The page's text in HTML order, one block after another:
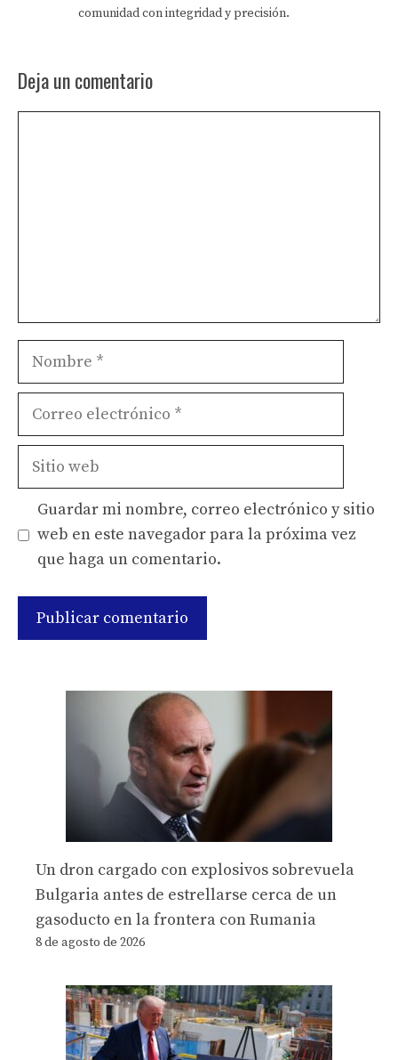
comunidad con integridad y precisión.
Deja un comentario
Nombre
Correo
Sitio
Guardar mi nombre, correo electrónico y sitio
web en este navegador para la próxima vez
que haga un comentario.
Un dron cargado con explosivos sobrevuela
Bulgaria antes de estrellarse cerca de un
gasoducto en la frontera con Rumania
8 de agosto de 2026